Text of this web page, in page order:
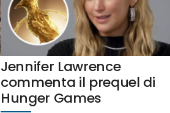
Jennifer Lawrence
commenta il prequel di
Hunger Games